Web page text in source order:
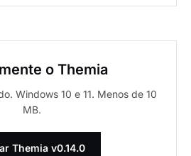
o Themia
Windows 10 e 11. Menos de 10
MB.
Themia v0.14.0